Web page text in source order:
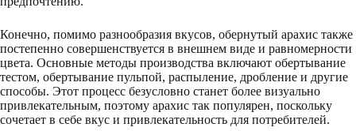
Конечно, помимо разнообразия вкусов, обернутый арахис также
постепенно совершенствуется в внешнем виде и равномерности
цвета. Основные методы производства включают обертывание
тестом, обертывание пульпой, распыление, дробление и другие
способы. Этот процесс безусловно станет более визуально
привлекательным, поэтому арахис так популярен, поскольку
сочетает в себе вкус и привлекательность для потребителей.